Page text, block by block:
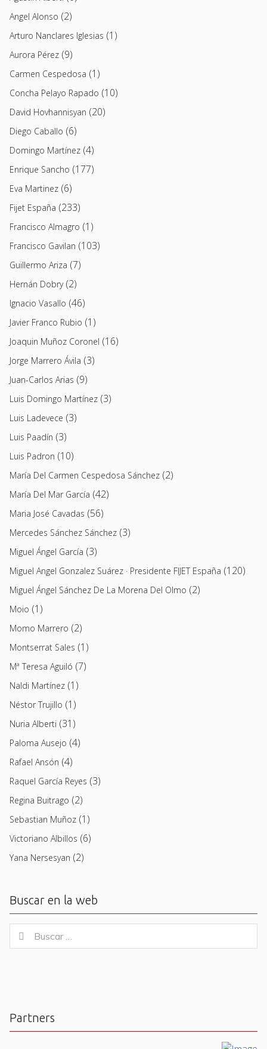
Angel Alonso (2)
Arturo Nanclares Iglesias (1)
Aurora Pérez (9)
Carmen Cespedosa (1)
Concha Pelayo Rapado (10)
David Hovhannisyan (20)
Diego Caballo (6)
Domingo Martínez (4)
Enrique Sancho (177)
Eva Martinez (6)
Fijet España (233)
Francisco Almagro (1)
Francisco Gavilan (103)
Guillermo Ariza (7)
Hernán Dobry(2)
Ignacio Vasallo (46)
Javier Franco Rubio (1)
Joaquin Muñoz Coronel (16)
Jorge Marrero Ávila (3)
Juan-Carlos Arias (9)
Luis Domingo Martínez (3)
Luis Ladevece (3)
Luis Paadín (3)
Luis Padron (10)
María Del Carmen Cespedosa Sánchez (2)
María Del Mar García (42)
Maria José Cavadas (56)
Mercedes Sánchez Sánchez (3)
Miguel Ángel García (3)
Miguel Angel Gonzalez Suárez · Presidente FIJET España (120)
Miguel Ángel Sánchez De La Morena Del Olmo (2)
Moio (1)
Momo Marrero (2)
Montserrat Sales (1)
Mª Teresa Aguiló (7)
Naldi Martínez (1)
Néstor Trujillo (1)
Nuria Alberti (31)
Paloma Ausejo (4)
Rafael Ansón (4)
Raquel García Reyes (3)
Regina Buitrago (2)
Sebastian Muñoz (1)
Victoriano Albillos (6)
Yana Nersesyan (2)
Buscar en la web
for:
Buscar
Partners